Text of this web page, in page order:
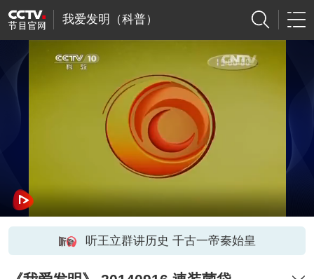
我爱发明（科普）
听王立群讲历史 千古一帝秦始皇